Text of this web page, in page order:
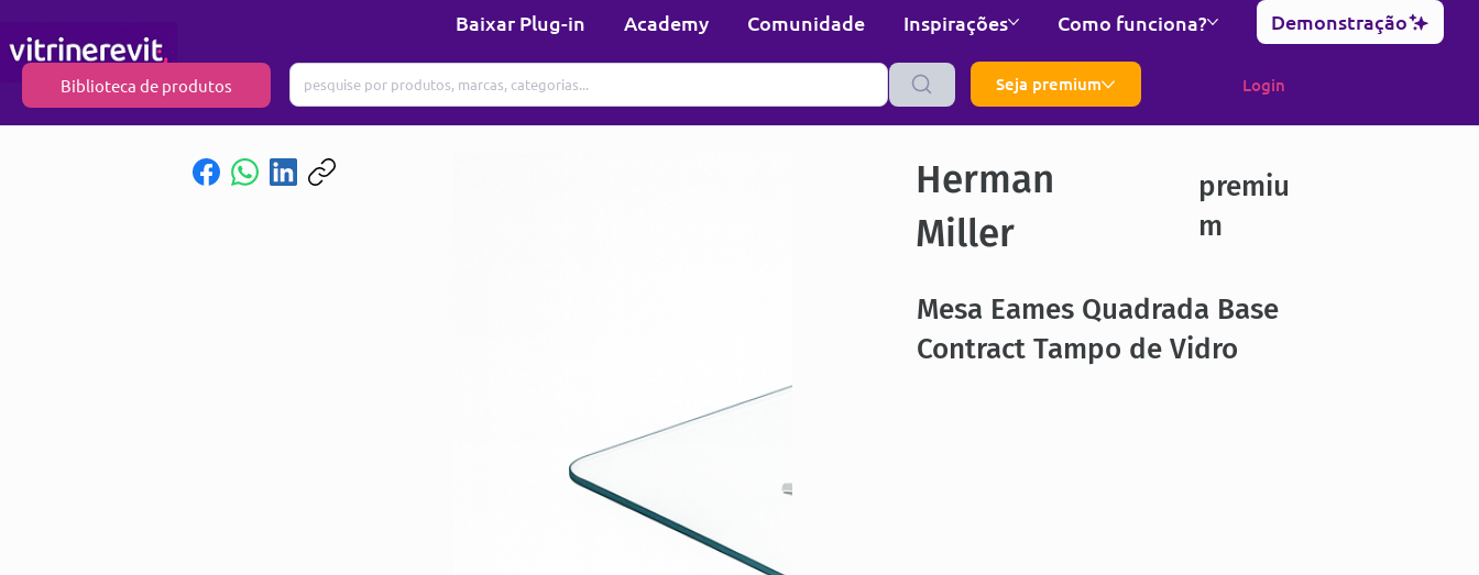
Baixar Plug-in Academy Comunidade Inspirações Como funciona? Demonstração
Biblioteca de produtos Seja premium Login
Herman
Miller
premiu
m
Mesa Eames Quadrada Base
Contract Tampo de Vidro